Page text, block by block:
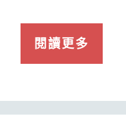
閱讀更多